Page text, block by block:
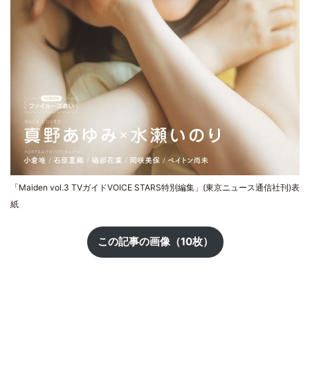
「Maiden vol.3 TVガイドVOICE STARS特別編集」(東京ニュース通信社刊)表
紙
この記事の画像（10枚）